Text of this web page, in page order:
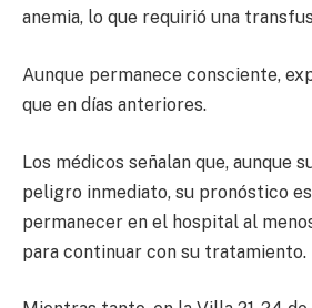
anemia, lo que requirió una
Aunque permanece consciente,
que en días anteriores.
Los médicos señalan que, aunque
peligro inmediato, su pronóstico
permanecer en el hospital al
para continuar con su tratamiento.